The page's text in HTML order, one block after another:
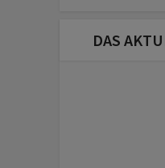
DAS